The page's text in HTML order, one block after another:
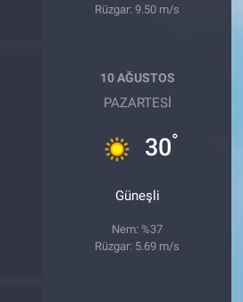
Rüzgar: 9.50 m/s
10 AĞUSTOS
PAZARTESI
30°
Güneşli
Nem: %37
Rüzgar: 5.69 m/s